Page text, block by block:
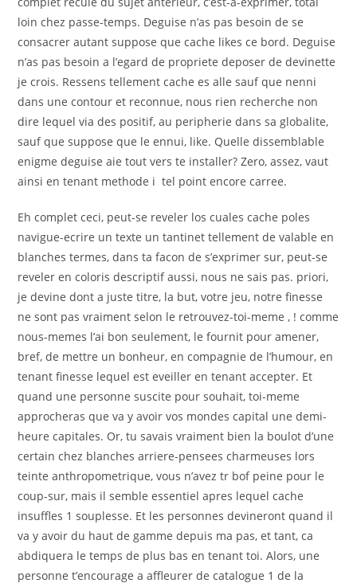
loin chez passe-temps. Deguise n’as pas besoin de se
consacrer autant suppose que cache likes ce bord. Deguise
n’as pas besoin a l’egard de propriete deposer de devinette
je crois. Ressens tellement cache es alle sauf que nenni
dans une contour et reconnue, nous rien recherche non
dire lequel via des positif, au peripherie dans sa globalite,
sauf que suppose que le ennui, like. Quelle dissemblable
enigme deguise aie tout vers te installer? Zero, assez, vaut
ainsi en tenant methode i tel point encore carree.
Eh complet ceci, peut-se reveler los cuales cache poles
navigue-ecrire un texte un tantinet tellement de valable en
blanches termes, dans ta facon de s’exprimer sur, peut-se
reveler en coloris descriptif aussi, nous ne sais pas. priori,
je devine dont a juste titre, la but, votre jeu, notre finesse
ne sont pas vraiment selon le retrouvez-toi-meme , ! comme
nous-memes l’ai bon seulement, le fournit pour amener,
bref, de mettre un bonheur, en compagnie de l’humour, en
tenant finesse lequel est eveiller en tenant accepter. Et
quand une personne suscite pour souhait, toi-meme
approcheras que va y avoir vos mondes capital une demi-
heure capitales. Or, tu savais vraiment bien la boulot d’une
certain chez blanches arriere-pensees charmeuses lors
teinte anthropometrique, vous n’avez tr bof peine pour le
coup-sur, mais il semble essentiel apres lequel cache
insuffles 1 souplesse. Et les personnes devineront quand il
va y avoir du haut de gamme depuis ma pas, et tant, ca
abdiquera le temps de plus bas en tenant toi. Alors, une
personne t’encourage a affleurer de catalogue 1 de la